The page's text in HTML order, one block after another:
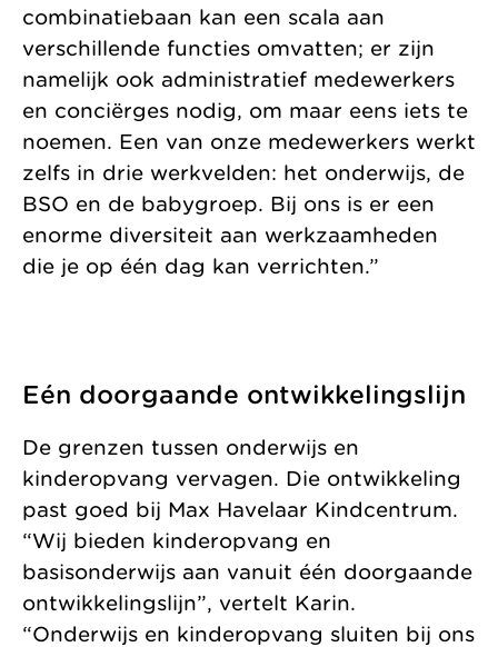
combinatiebaan kan een scala aan
verschillende functies omvatten; er zijn
namelijk ook administratief medewerkers
en conciërges nodig, om maar eens iets te
noemen. Een van onze medewerkers werkt
zelfs in drie werkvelden: het onderwijs, de
BSO en de babygroep. Bij ons is er een
enorme diversiteit aan werkzaamheden
die je op één dag kan verrichten.”
Eén doorgaande ontwikkelingslijn
De grenzen tussen onderwijs en
kinderopvang vervagen. Die ontwikkeling
past goed bij Max Havelaar Kindcentrum.
“Wij bieden kinderopvang en
basisonderwijs aan vanuit één doorgaande
ontwikkelingslijn”, vertelt Karin.
“Onderwijs en kinderopvang sluiten bij ons